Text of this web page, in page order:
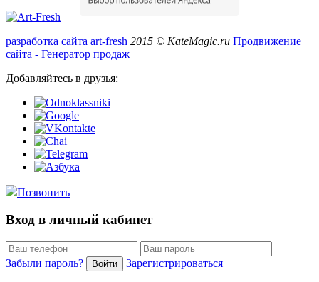
разработка сайта art-fresh 2015 © KateMagic.ru Продвижение
сайта - Генератор продаж
Добавляйтесь в друзья:
Позвонить
Вход в личный кабинет
Забыли пароль? Войти Зарегистрироваться